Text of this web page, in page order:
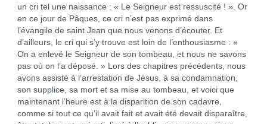
un cri tel une naissance : « Le Seigneur est ressuscité ! ». Or
en ce jour de Pâques, ce cri n’est pas exprimé dans
l’évangile de saint Jean que nous venons d’écouter. Et
d’ailleurs, le cri qui s’y trouve est loin de l’enthousiasme : «
On a enlevé le Seigneur de son tombeau, et nous ne savons
pas où on l’a déposé. » Lors des chapitres précédents, nous
avons assisté à l’arrestation de Jésus, à sa condamnation,
son supplice, sa mort et sa mise au tombeau, et voici que
maintenant l’heure est à la disparition de son cadavre,
comme si tout ce qu’il avait fait et avait été devait disparaître,